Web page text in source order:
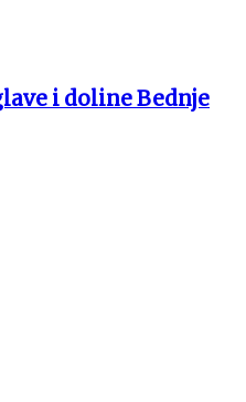
i doline Bednje